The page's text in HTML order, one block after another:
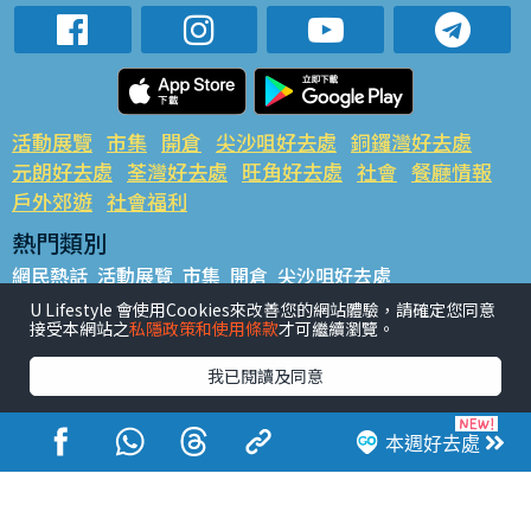
本週好去處
活動展覽 市集 開倉 尖沙咀好去處 銅鑼灣好去處
元朗好去處 荃灣好去處 旺角好去處 社會 餐廳情報
戶外郊遊 社會福利
熱門類別
網民熱話 活動展覽 市集 開倉 尖沙咀好去處
銅鑼灣好去處 元朗好去處 荃灣好去處 旺角好去處 社會
餐廳情報 戶外郊遊
熱門標籤
#UGO搵好去處 #人氣活動推介 #美食社群熱話
#親子玩樂好去處
#ULifestyle應用程式
#限時搶
#UJetso禮物放送
#ULifestyle商戶中心 #著數 #網絡熱話
U Lifestyle 會使用Cookies來改善您的網站體驗，請確定您同意
接受本網站之私隱政策和使用條款才可繼續瀏覽。
我已閱讀及同意